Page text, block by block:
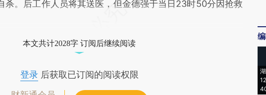
杀。后工作人员将其送医，但金德强于当日23时50分因抢救
本文共计2028字 订阅后继续阅读
登录后获取已订阅的阅读权限